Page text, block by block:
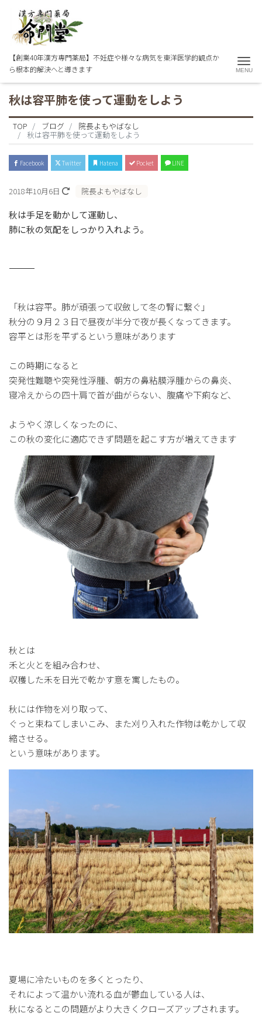
【創業40年漢方専門薬局】不妊症や様々な病気を東洋医学的観点か
ら根本的解決へと導きます
秋は容平肺を使って運動をしよう
TOP ブログ 院長よもやばなし
秋は容平肺を使って運動をしよう
Facebook Twitter Hatena Pocket LINE
2018年10月6日 院長よもやばなし
秋は手足を動かして運動し、
肺に秋の気配をしっかり入れよう。
――――――――――――――――――――――――――――
「秋は容平。肺が頑張って収斂して冬の腎に繋ぐ」
秋分の９月２３日で昼夜が半分で夜が長くなってきます。
容平とは形を平ずるという意味があります
この時期になると
突発性難聴や突発性浮腫、朝方の鼻粘膜浮腫からの鼻炎、
寝冷えからの四十肩で首が曲がらない、腹痛や下痢など、
ようやく涼しくなったのに、
この秋の変化に適応できず問題を起こす方が増えてきます
秋とは
禾と火とを組み合わせ、
収穫した禾を日光で乾かす意を寓したもの。
秋には作物を刈り取って、
ぐっと束ねてしまいこみ、また刈り入れた作物は乾かして収
縮させる。
という意味があります。
夏場に冷たいものを多くとったり、
それによって温かい流れる血が鬱血している人は、
秋になるとこの問題がより大きくクローズアップされます。